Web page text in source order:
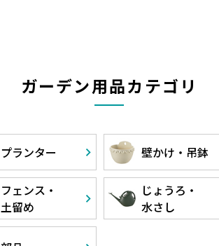
ガーデン用品カテゴリ
プランター 壁かけ・ 吊鉢
フェンス・
土留め
じょうろ・
水さし